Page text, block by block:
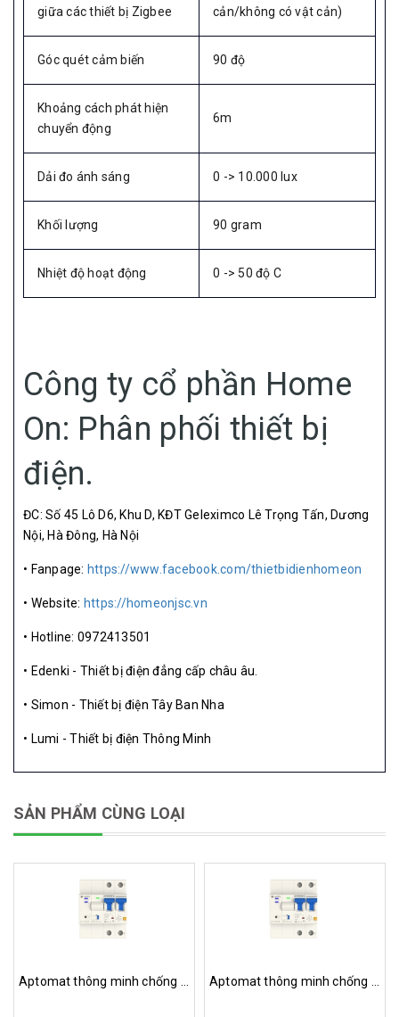
giữa các thiết bị Zigbee
cản/không có vật cản)
Góc quét cảm biến 90 độ
Khoảng cách phát hiện
chuyển động
6m
Dải đo ánh sáng 0 -> 10.000 lux
Khối lượng 90 gram
Nhiệt độ hoạt động 0 -> 50 độ C
Công ty cổ phần Home
On: Phân phối thiết bị
điện.
ĐC: Số 45 Lô D6, Khu D, KĐT Geleximco Lê Trọng Tấn, Dương
Nội, Hà Đông, Hà Nội
• Fanpage: https://www.facebook.com/thietbidienhomeon
• Website: https://homeonjsc.vn
• Hotline: 0972413501
• Edenki - Thiết bị điện đẳng cấp châu âu.
• Simon - Thiết bị điện Tây Ban Nha
• Lumi - Thiết bị điện Thông Minh
SẢN PHẨM CÙNG LOẠI